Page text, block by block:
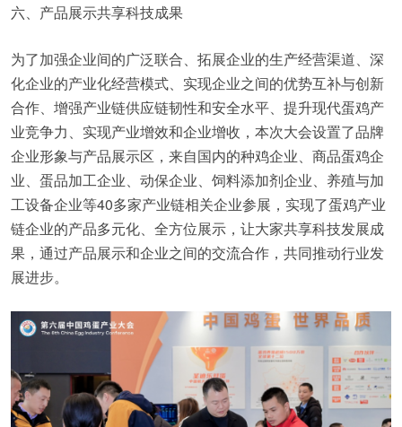
六、产品展示共享科技成果
为了加强企业间的广泛联合、拓展企业的生产经营渠道、深
化企业的产业化经营模式、实现企业之间的优势互补与创新
合作、增强产业链供应链韧性和安全水平、提升现代蛋鸡产
业竞争力、实现产业增效和企业增收，本次大会设置了品牌
企业形象与产品展示区，来自国内的种鸡企业、商品蛋鸡企
业、蛋品加工企业、动保企业、饲料添加剂企业、养殖与加
工设备企业等40多家产业链相关企业参展，实现了蛋鸡产业
链企业的产品多元化、全方位展示，让大家共享科技发展成
果，通过产品展示和企业之间的交流合作，共同推动行业发
展进步。